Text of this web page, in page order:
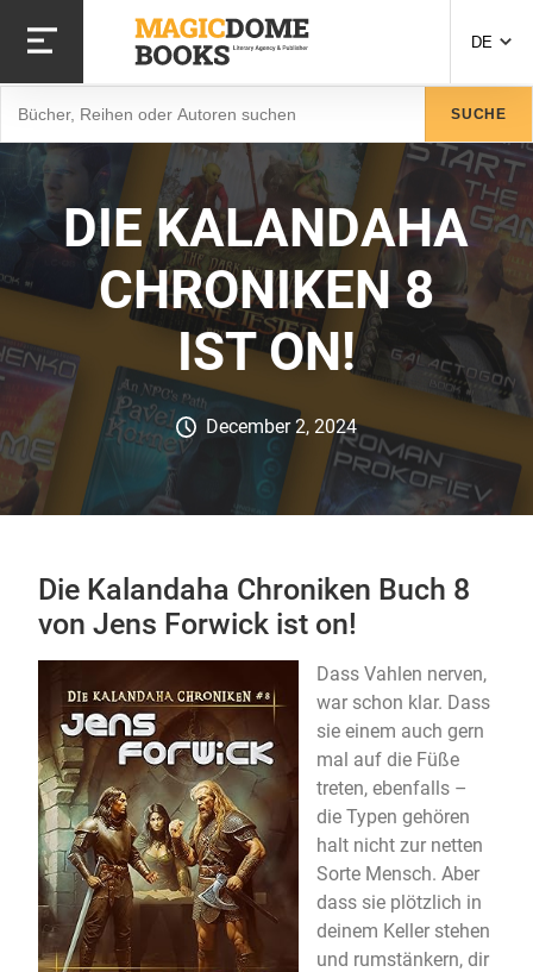
zum
Inhalt
DE
SUCHE
DIE KALANDAHA
CHRONIKEN 8
IST ON!
December 2, 2024
Die Kalandaha Chroniken Buch 8
von Jens Forwick ist on!
Dass Vahlen nerven,
war schon klar. Dass
sie einem auch gern
mal auf die Füße
treten, ebenfalls –
die Typen gehören
halt nicht zur netten
Sorte Mensch. Aber
dass sie plötzlich in
deinem Keller stehen
und rumstänkern, dir